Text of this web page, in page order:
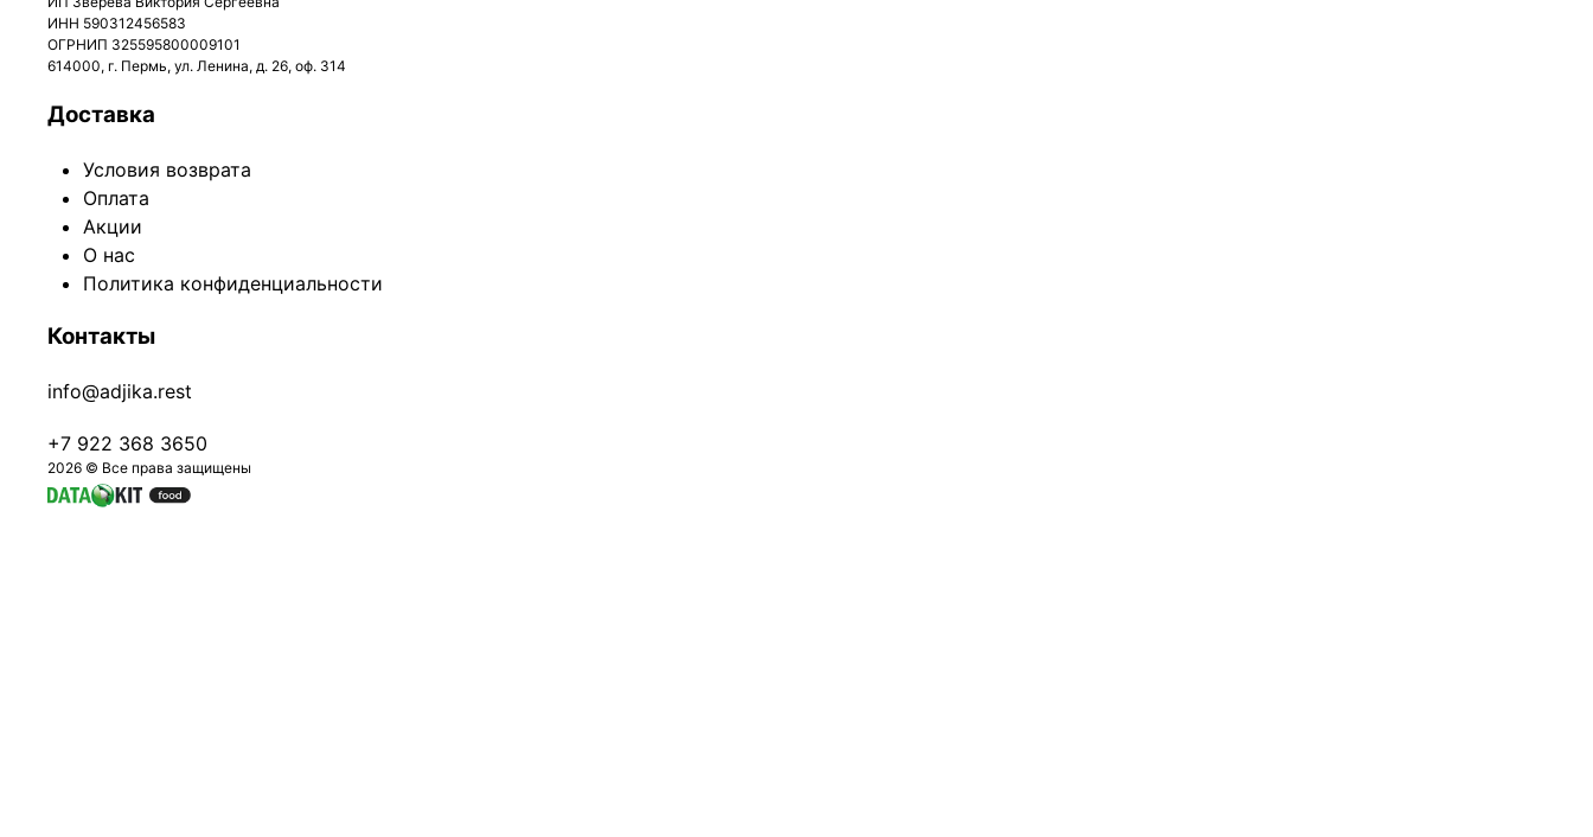
ИНН 590312456583
ОГРНИП 325595800009101
614000, г. Пермь, ул. Ленина, д. 26, оф. 314
Доставка
Условия возврата
Оплата
Акции
О нас
Политика конфиденциальности
Контакты
info@adjika.rest
+7 922 368 3650
2026 © Все права защищены